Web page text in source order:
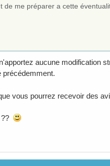
de me préparer a cette
aucune modification
précédemment.
vous pourrez recevoir des